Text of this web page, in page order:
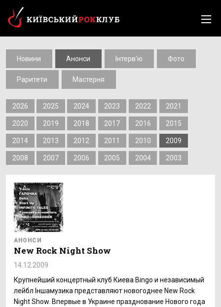
Новини Анонси Інтерв'ю Фото
Раритети Мастерня
2026 2025 2024 2023 2022 2021
2020 2019 2018 2017 2016 2015
2014 2013 2012 2011 2010 2009
2008 2007 2006 2005 2004 2003
АНОНСИ
New Rock Night Show
14.12.2009
Крупнейший концертный клуб Киева Bingo и независимый
лейбл Iншамузика представляют новогоднее New Rock
Night Show. Впервые в Украине празднование Нового года